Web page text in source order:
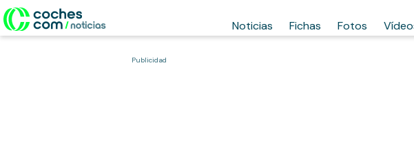
Noticias Fichas Fotos
Publicidad